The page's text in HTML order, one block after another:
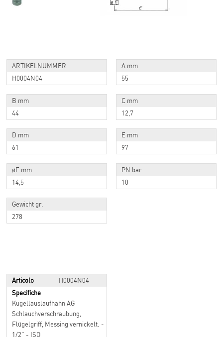
ARTIKELNUMMER
H0004N04
A mm
55
B mm
44
C mm
12,7
D mm
61
E mm
97
øF mm
14,5
PN bar
10
Gewicht gr.
278
Articolo
H0004N04
Specifiche
Kugellauslaufhahn AG
Schlauchverschraubung,
Flügelgriff, Messing vernickelt. -
1/2" - ISO